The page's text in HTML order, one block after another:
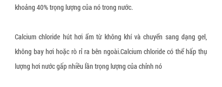
Túi đệm khí chống va đập hàng hóa
Giấy chèn lót hàng
Giấy chống ẩm
Giấy chống mốc đóng gói hàng da giày
Băng dính chống tĩnh điện ESD
Xốp định hình PE foam
khoảng 40% trọng lượng của nó trong nước.
Calcium chloride hút hơi ẩm từ không khí và chuyển sang dạng gel,
không bay hơi hoặc rò rỉ ra bên ngoài.Calcium chloride có thể hấp thụ
lượng hơi nước gấp nhiều lần trọng lượng của chỉnh nó